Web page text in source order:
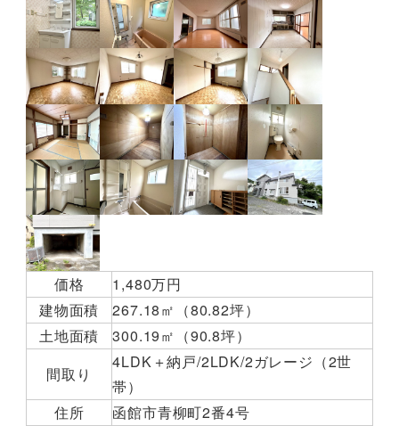
価格
1,480万円
建物面積
267.18㎡（80.82坪）
土地面積
300.19㎡（90.8坪）
間取り
4LDK＋納戸/2LDK/2ガレージ（2世
帯）
住所
函館市青柳町2番4号